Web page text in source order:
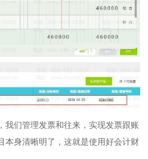
我们管理发票和往来，实现发票跟账
本身清晰明了，这就是使用好会计财